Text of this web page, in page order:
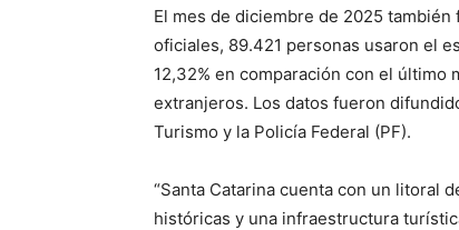
El mes de diciembre de 2025
oficiales, 89.421 personas usaron el
12,32% en comparación con el último
extranjeros. Los datos fueron
Turismo y la Policía Federal (PF).
“Santa Catarina cuenta con un litoral
históricas y una infraestructura